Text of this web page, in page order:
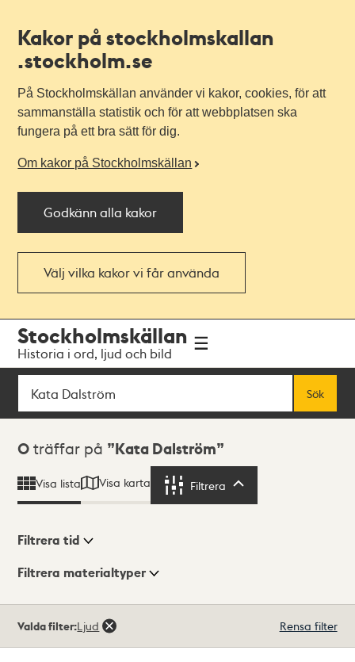
Kakor på stockholmskallan
.stockholm.se
På Stockholmskällan använder vi kakor, cookies, för att
sammanställa statistik och för att webbplatsen ska
fungera på ett bra sätt för dig.
Om kakor på Stockholmskällan
Godkänn alla kakor
Välj vilka kakor vi får använda
navigationen
huvudinnehållet
Stockholmskällan
Historia i ord, ljud och bild
Sök
Sök
Sökresultat
0 träffar på Kata Dalström
Visa lista Visa karta Filtrera
Visningsläge
Filtrera tid
Filtrera materialtyper
träffar
Valda filter:Ljud Rensa filter